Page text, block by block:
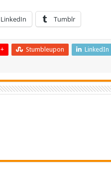
LinkedIn Tumblr
Stumbleupon
LinkedIn